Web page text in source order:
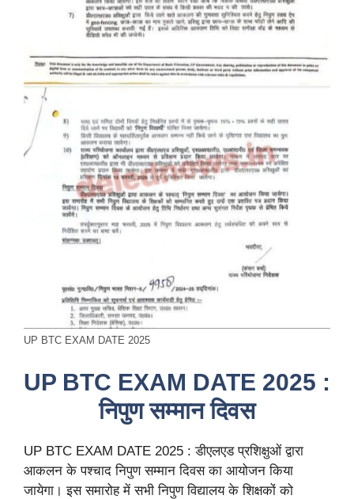
UP BTC EXAM DATE 2025
UP BTC EXAM DATE 2025 :
निपुण सम्मान दिवस
UP BTC EXAM DATE 2025 : डीएलएड प्रशिक्षुओं द्वारा
आकलन के पश्चाद निपुण सम्मान दिवस का आयोजन किया
जायेगा। इस समारोह में सभी निपुण विद्यालय के शिक्षकों को